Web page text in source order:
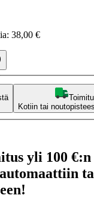
38,00 €
Kotiin tai
yli 100